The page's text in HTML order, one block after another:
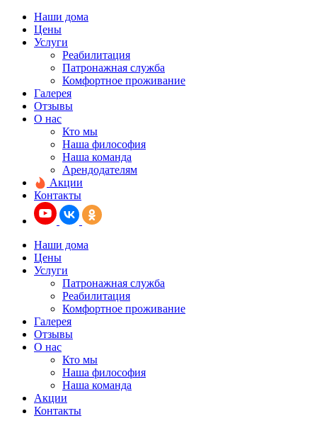
Наши дома
Цены
Услуги
Реабилитация
Патронажная служба
Комфортное проживание
Галерея
Отзывы
О нас
Кто мы
Наша философия
Наша команда
Арендодателям
Акции
Контакты
Наши дома
Цены
Услуги
Патронажная служба
Реабилитация
Комфортное проживание
Галерея
Отзывы
О нас
Кто мы
Наша философия
Наша команда
Акции
Контакты